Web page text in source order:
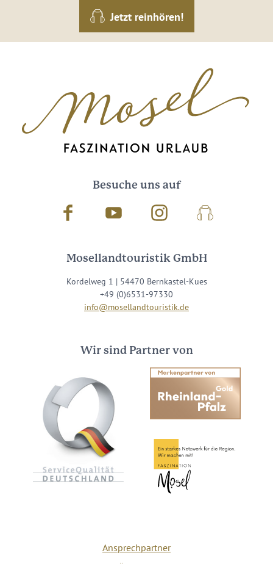
Jetzt reinhören!
Besuche uns auf
Facebook Youtube InstagramPodcast
Mosellandtouristik GmbH
Kordelweg 1 | 54470 Bernkastel-Kues
+49 (0)6531-97330
info@mosellandtouristik.de
Wir sind Partner von
Ansprechpartner